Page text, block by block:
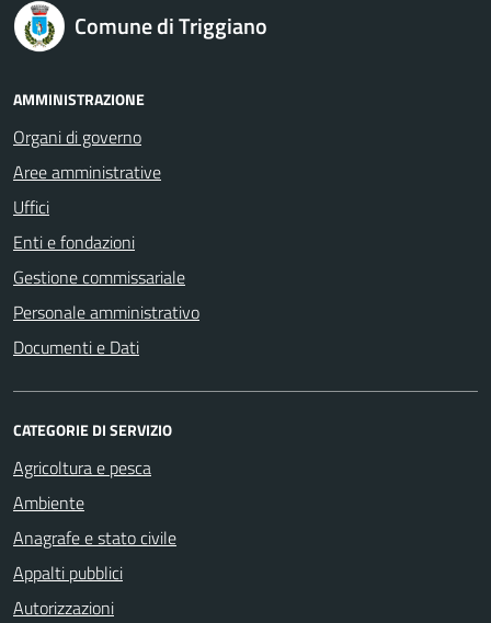
Comune di Triggiano
AMMINISTRAZIONE
Organi di governo
Aree amministrative
Uffici
Enti e fondazioni
Gestione commissariale
Personale amministrativo
Documenti e Dati
CATEGORIE DI SERVIZIO
Agricoltura e pesca
Ambiente
Anagrafe e stato civile
Appalti pubblici
Autorizzazioni